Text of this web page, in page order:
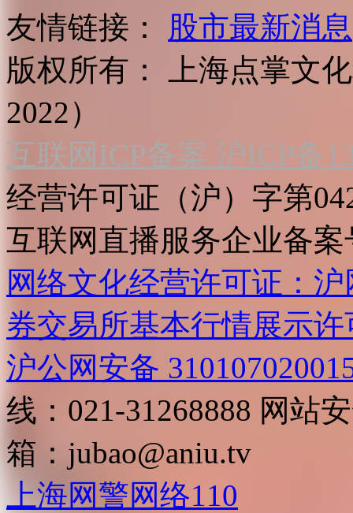
友情链接：
股市最新消息
版权所有：
上海点掌文
2022）
互联网ICP备案 沪ICP备
经营许可证（沪）字第
互联网直播服务企业备案
网络文化经营许可证：
券交易所基本行情展示许
沪公网安备
线：021-31268888 网站
箱： jubao@aniu.tv
上海网警网络110